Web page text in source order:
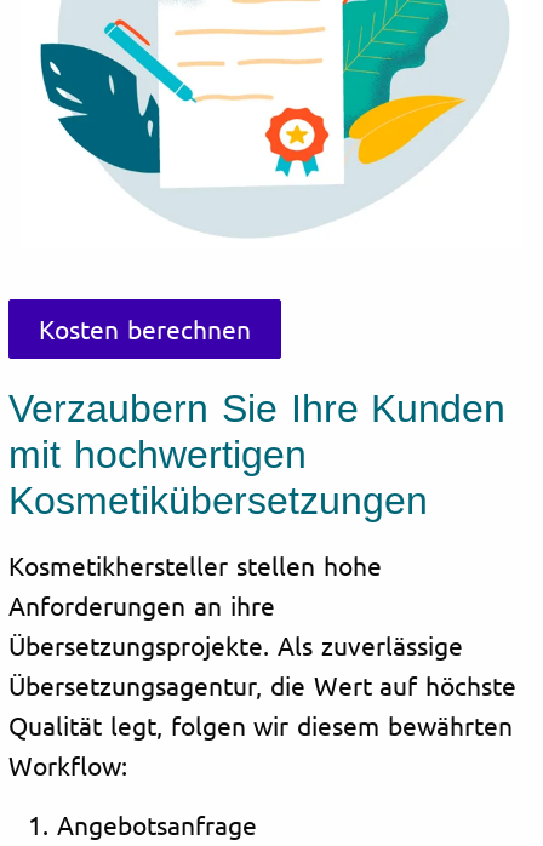
Kosten berechnen
Verzaubern Sie Ihre Kunden
mit hochwertigen
Kosmetikübersetzungen
Kosmetikhersteller stellen hohe
Anforderungen an ihre
Übersetzungsprojekte. Als zuverlässige
Übersetzungsagentur, die Wert auf höchste
Qualität legt, folgen wir diesem bewährten
Workflow:
Angebotsanfrage